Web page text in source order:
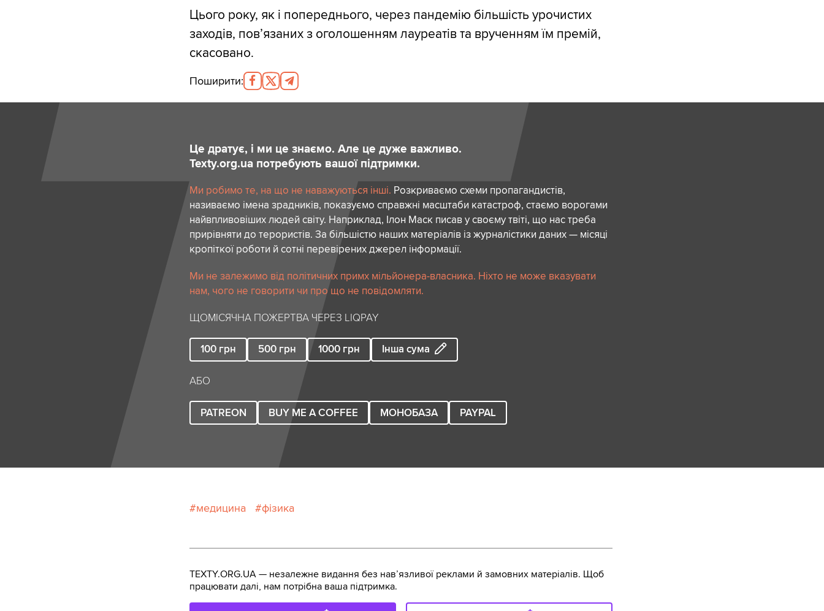
Цього року, як і попереднього, через пандемію більшість урочистих
заходів, пов’язаних з оголошенням лауреатів та врученням їм премій,
скасовано.
Поширити:
Це дратує, і ми це знаємо. Але це дуже важливо.
Texty.org.ua потребують вашої підтримки.
Ми робимо те, на що не наважуються інші. Розкриваємо схеми пропагандистів,
називаємо імена зрадників, показуємо справжні масштаби катастроф, стаємо ворогами
найвпливовіших людей світу. Наприклад, Ілон Маск писав у своєму твіті, що нас треба
прирівняти до терористів. За більшістю наших матеріалів із журналістики даних — місяці
кропіткої роботи й сотні перевірених джерел інформації.
Ми не залежимо від політичних примх мільйонера-власника. Ніхто не може вказувати
нам, чого не говорити чи про що не повідомляти.
ЩОМІСЯЧНА ПОЖЕРТВА ЧЕРЕЗ LIQPAY
100 грн 500 грн 1000 грн Інша сума
АБО
PATREON BUY ME A COFFEE МОНОБАЗА PAYPAL
медицина фізика
TEXTY.ORG.UA — незалежне видання без навʼязливої реклами й замовних матеріалів. Щоб
працювати далі, нам потрібна ваша підтримка.